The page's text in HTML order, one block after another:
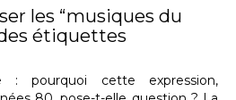
les “musiques du
étiquettes
: pourquoi cette expression,